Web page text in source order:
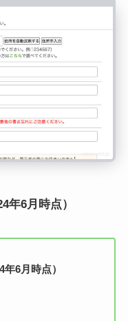
年6月時点）
6月時点）